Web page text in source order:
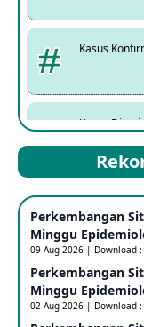
Kasus
Kasus
Mpox Clade
Update
Perkembangan
Minggu
09 Aug 2026 | Download :
Perkembangan
Minggu
02 Aug 2026 | Download :